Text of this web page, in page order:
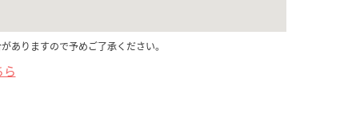
ありますので予めご了承ください。